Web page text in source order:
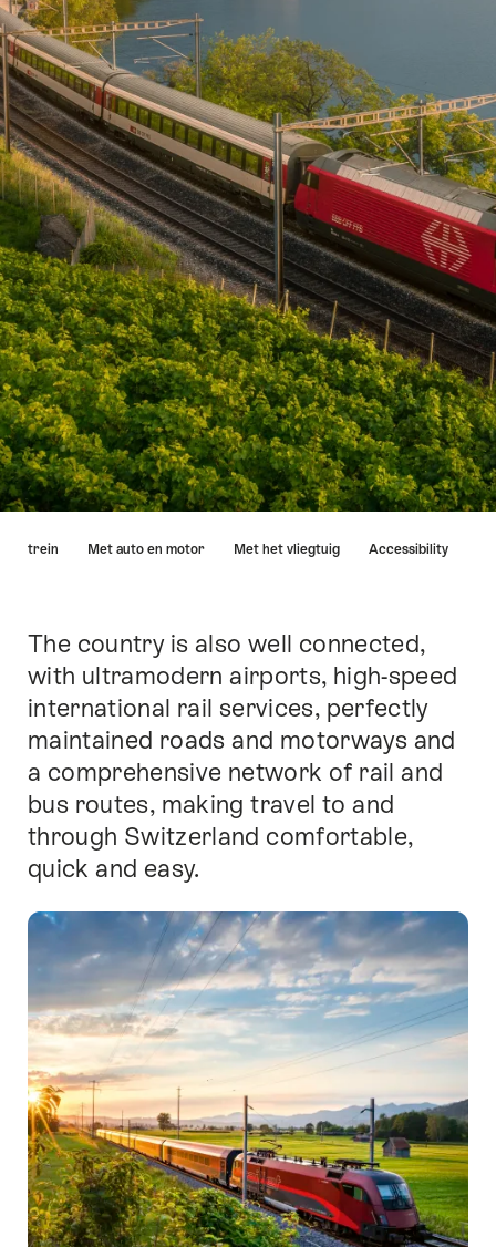
rechtstreeks
leiden
naar
de
ankerpunten
deze
pagina.
de trein Met auto en motor Met het vliegtuig Accessibility
Inleiding
The country is also well connected,
with ultramodern airports, high-speed
international rail services, perfectly
maintained roads and motorways and
a comprehensive network of rail and
bus routes, making travel to and
through Switzerland comfortable,
quick and easy.